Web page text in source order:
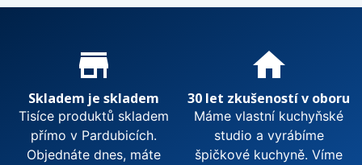
vytvoření plně vybavené pracovní zóny.
vybavte svou linku i o
chytré odpadkové koše
dávkovače saponátu
Zobrazit méně
Proč nakupovat u nás?
store_mall_directory
Skladem je skladem
Tisíce produktů skladem
přímo v Pardubicích.
Objednáte dnes, máte
home
30 let zkušeností v oboru
Máme vlastní kuchyňské
studio a vyrábíme
špičkové kuchyně. Víme